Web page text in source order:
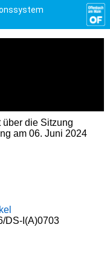
die Sitzung
am 06. Juni 2024
DS-I(A)0703